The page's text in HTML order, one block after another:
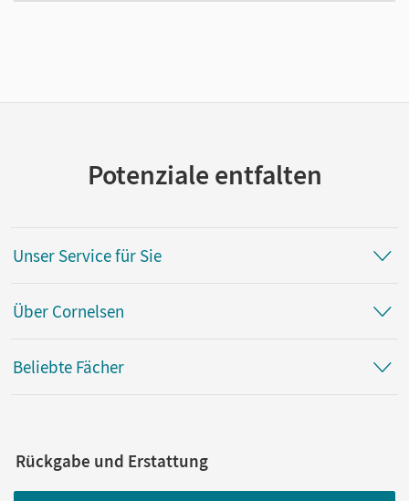
Potenziale entfalten
Unser Service für Sie
Über Cornelsen
Beliebte Fächer
Rückgabe und Erstattung